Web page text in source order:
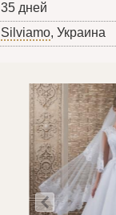
35 дней
Silviamo, Украина